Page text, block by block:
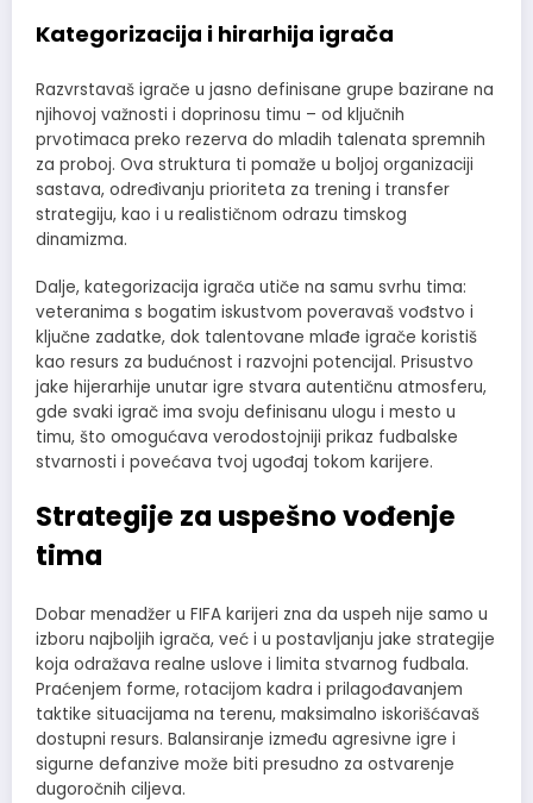
Kategorizacija i hirarhija igrača
Razvrstavaš igrače u jasno definisane grupe bazirane na
njihovoj važnosti i doprinosu timu – od ključnih
prvotimaca preko rezerva do mladih talenata spremnih
za proboj. Ova struktura ti pomaže u boljoj organizaciji
sastava, određivanju prioriteta za trening i transfer
strategiju, kao i u realističnom odrazu timskog
dinamizma.
Dalje, kategorizacija igrača utiče na samu svrhu tima:
veteranima s bogatim iskustvom poveravaš vođstvo i
ključne zadatke, dok talentovane mlađe igrače koristiš
kao resurs za budućnost i razvojni potencijal. Prisustvo
jake hijerarhije unutar igre stvara autentičnu atmosferu,
gde svaki igrač ima svoju definisanu ulogu i mesto u
timu, što omogućava verodostojniji prikaz fudbalske
stvarnosti i povećava tvoj ugođaj tokom karijere.
Strategije za uspešno vođenje
tima
Dobar menadžer u FIFA karijeri zna da uspeh nije samo u
izboru najboljih igrača, već i u postavljanju jake strategije
koja odražava realne uslove i limita stvarnog fudbala.
Praćenjem forme, rotacijom kadra i prilagođavanjem
taktike situacijama na terenu, maksimalno iskorišćavaš
dostupni resurs. Balansiranje između agresivne igre i
sigurne defanzive može biti presudno za ostvarenje
dugoročnih ciljeva.